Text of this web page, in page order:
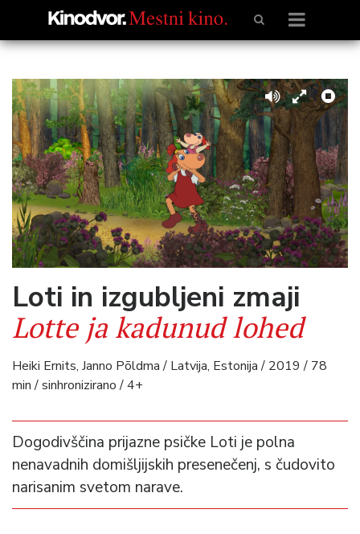
Loti in izgubljeni zmaji
Lotte ja kadunud lohed
Heiki Ernits, Janno Põldma / Latvija, Estonija / 2019 / 78
min / sinhronizirano / 4+
Dogodivščina prijazne psičke Loti je polna
nenavadnih domišljijskih presenečenj, s čudovito
narisanim svetom narave.